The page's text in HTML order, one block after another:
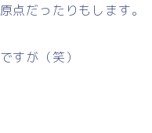
点だったりもします。
すが（笑）